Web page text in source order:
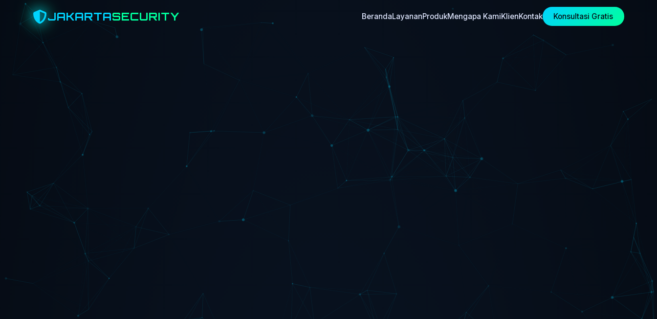
JAKARTASECURITY BerandaLayananProdukMengapa KamiKlienKontak Konsultasi Gratis